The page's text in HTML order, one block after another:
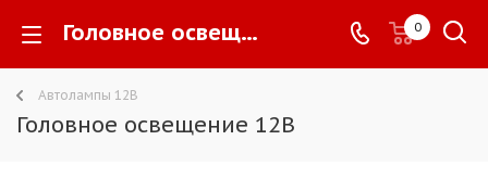
Головное освещение 12В - 0
Автолампы 12В
Головное освещение 12В